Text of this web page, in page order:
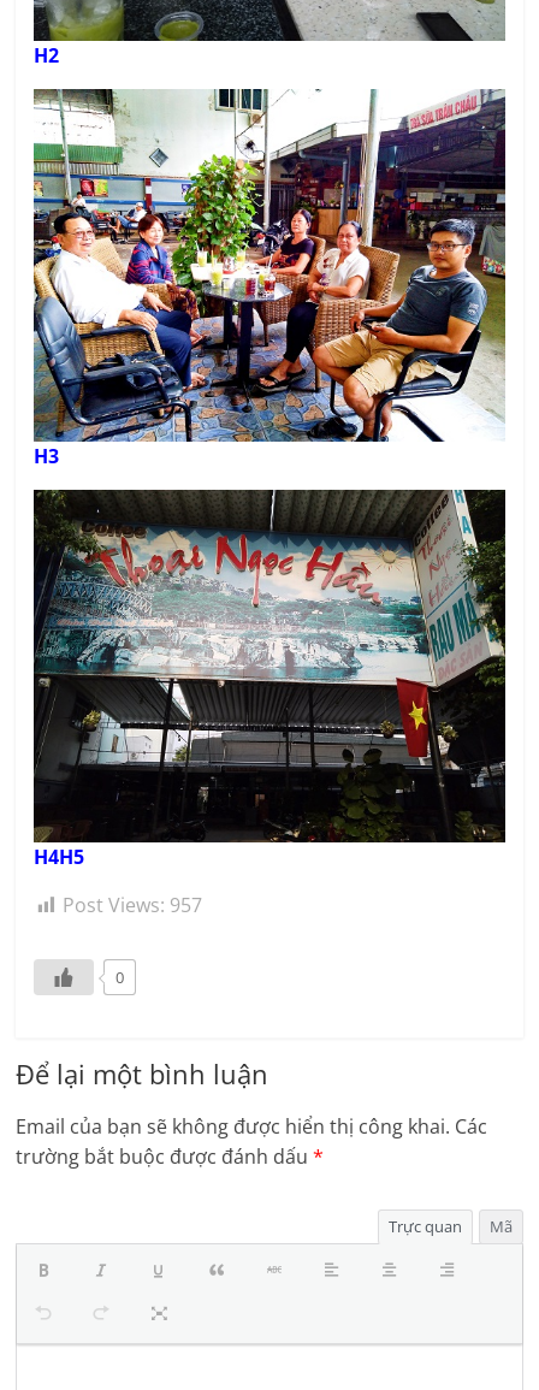
H2
H3
H4H5
Post Views: 957
0
Để lại một bình luận
Email của bạn sẽ không được hiển thị công khai. Các
trường bắt buộc được đánh dấu*
Trực quan Mã